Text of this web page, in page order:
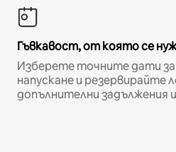
Гъвкавост, от която се
Изберете точните дати за
напускане и резервирайте
допълнителни задължения